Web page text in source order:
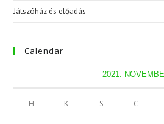
Játszóház és előadás
Calendar
2021.
H K S C